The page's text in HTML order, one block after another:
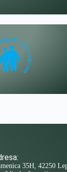
35H, 42250